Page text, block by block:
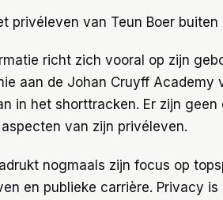
privéleven van Teun Boer
richt zich vooral op zijn
aan de Johan Cruyff
in het shorttracken. Er zijn
van zijn privéleven.
nogmaals zijn focus op
en publieke carrière. Privacy